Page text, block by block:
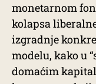
monetarnom
kolapsa
izgradnje
modelu, kako u
domaćim